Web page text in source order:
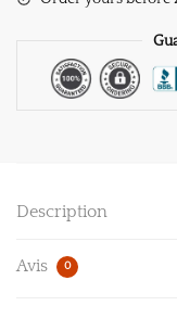
Visser
Description
Avis 0